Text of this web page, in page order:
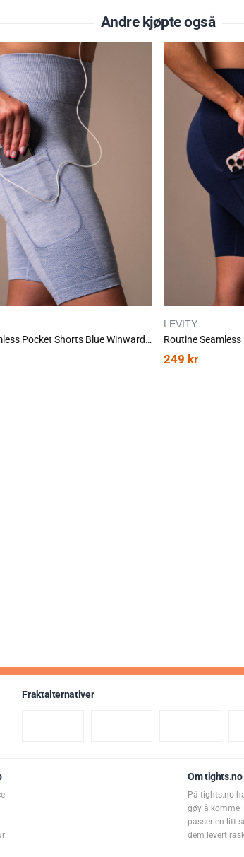
Andre kjøpte også
Routine Seamless Pocket Shorts Blue Winward Marl
LEVITY
Routine
249 kr
Fraktalternativer
Om tights.no
På tights.no
gøy å komme
passer en litt
dem levert